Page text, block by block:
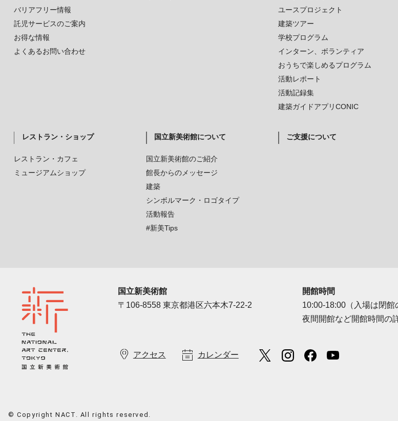
バリアフリー情報
託児サービスのご案内
お得な情報
よくあるお問い合わせ
ユースプロジェクト
建築ツアー
学校プログラム
インターン、ボランティア
おうちで楽しめるプログラム
活動レポート
活動記録集
建築ガイドアプリCONIC
レストラン・ショップ
レストラン・カフェ
ミュージアムショップ
国立新美術館について
国立新美術館のご紹介
館長からのメッセージ
建築
シンボルマーク・ロゴタイプ
活動報告
#新美Tips
ご支援について
国立新美術館
〒106-8558 東京都港区六本木7-22-2
開館時間
10:00-18:00（入場は閉館
夜間開館など開館時間の
アクセス カレンダー
© Copyright NACT. All rights reserved.